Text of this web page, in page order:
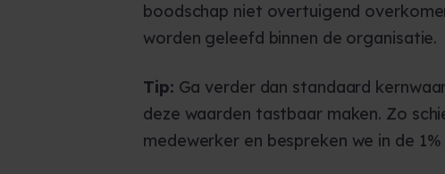
boodschap niet overtuigend
worden geleefd binnen de organisatie.
Tip: Ga verder dan standaard
deze waarden tastbaar maken. Zo
medewerker en bespreken we in de